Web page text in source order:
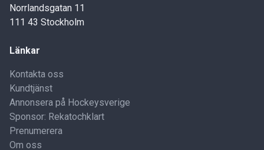
Norrlandsgatan 11
111 43 Stockholm
Länkar
Kontakta oss
Kundtjänst
Annonsera på Hockeysverige
Sponsor: Rekatochklart
Prenumerera
Om oss